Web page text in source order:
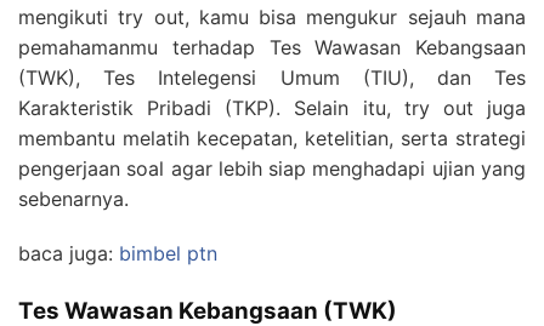
mengikuti try out, kamu bisa mengukur sejauh mana
pemahamanmu terhadap Tes Wawasan Kebangsaan
(TWK), Tes Intelegensi Umum (TIU), dan Tes
Karakteristik Pribadi (TKP). Selain itu, try out juga
membantu melatih kecepatan, ketelitian, serta strategi
pengerjaan soal agar lebih siap menghadapi ujian yang
sebenarnya.
baca juga: bimbel ptn
Tes Wawasan Kebangsaan (TWK)